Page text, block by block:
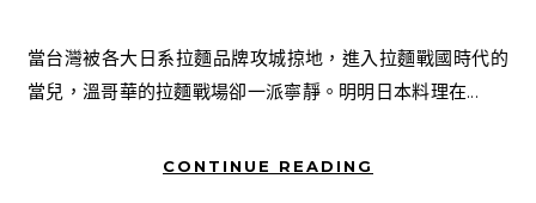
當台灣被各大日系拉麵品牌攻城掠地，進入拉麵戰國時代的
當兒，溫哥華的拉麵戰場卻一派寧靜。明明日本料理在...
CONTINUE READING